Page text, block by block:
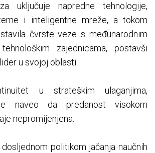
uključuje napredne tehnologije,
i inteligentne mreže, a tokom
čvrste veze s međunarodnim
zajednicama, postavši
u svojoj oblasti.
u strateškim ulaganjima,
naveo da predanost visokom
nepromijenjena.
politikom jačanja naučnih